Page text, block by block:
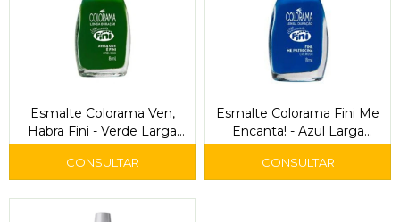
Esmalte Colorama Ven,
Habra Fini - Verde Larga
Duración
Esmalte Colorama Fini Me
Encanta! - Azul Larga
Duración